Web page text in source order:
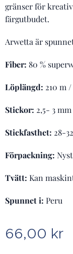
gränser för
färgutbudet.
Arwetta är
Fiber: 80 %
Löplängd: 210 m
Stickor: 2,5- 3 mm
Stickfasthet: 28-
Förpackning:
Tvätt: Kan
Spunnet i: Peru
66,00 kr